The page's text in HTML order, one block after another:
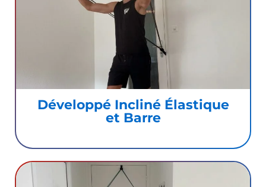
Développé Incliné Élastique
et Barre